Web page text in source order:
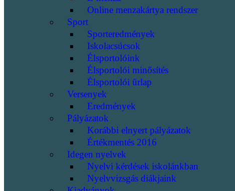
Online menzakártya rendszer
Sport
Sporteredmények
Iskolacsúcsok
Élsportolóink
Élsportolói minősítés
Élsportolói űrlap
Versenyek
Eredmények
Pályázatok
Korábbi elnyert pályázatok
Értékmentés 2016
Idegen nyelvek
Nyelvi kérdések iskolánkban
Nyelvvizsgás diákjaink